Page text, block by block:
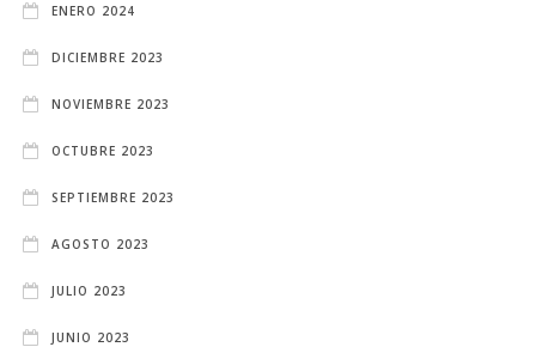
ENERO 2024
DICIEMBRE 2023
NOVIEMBRE 2023
OCTUBRE 2023
SEPTIEMBRE 2023
AGOSTO 2023
JULIO 2023
JUNIO 2023